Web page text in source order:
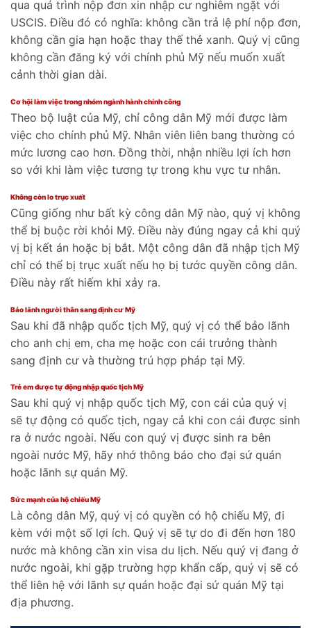
qua quá trình nộp đơn xin nhập cư nghiêm ngặt với
USCIS. Điều đó có nghĩa: không cần trả lệ phí nộp đơn,
không cần gia hạn hoặc thay thế thẻ xanh. Quý vị cũng
không cần đăng ký với chính phủ Mỹ nếu muốn xuất
cảnh thời gian dài.
Cơ hội làm việc trong nhóm ngành hành chính công
Theo bộ luật của Mỹ, chỉ công dân Mỹ mới được làm
việc cho chính phủ Mỹ. Nhân viên liên bang thường có
mức lương cao hơn. Đồng thời, nhận nhiều lợi ích hơn
so với khi làm việc tương tự trong khu vực tư nhân.
Không còn lo trục xuất
Cũng giống như bất kỳ công dân Mỹ nào, quý vị không
thể bị buộc rời khỏi Mỹ. Điều này đúng ngay cả khi quý
vị bị kết án hoặc bị bắt. Một công dân đã nhập tịch Mỹ
chỉ có thể bị trục xuất nếu họ bị tước quyền công dân.
Điều này rất hiếm khi xảy ra.
Bảo lãnh người thân sang định cư Mỹ
Sau khi đã nhập quốc tịch Mỹ, quý vị có thể bảo lãnh
cho anh chị em, cha mẹ hoặc con cái trưởng thành
sang định cư và thường trú hợp pháp tại Mỹ.
Trẻ em được tự động nhập quốc tịch Mỹ
Sau khi quý vị nhập quốc tịch Mỹ, con cái của quý vị
sẽ tự động có quốc tịch, ngay cả khi con cái được sinh
ra ở nước ngoài. Nếu con quý vị được sinh ra bên
ngoài nước Mỹ, hãy nhớ thông báo cho đại sứ quán
hoặc lãnh sự quán Mỹ.
Sức mạnh của hộ chiếu Mỹ
Là công dân Mỹ, quý vị có quyền có hộ chiếu Mỹ, đi
kèm với một số lợi ích. Quý vị sẽ tự do đi đến hơn 180
nước mà không cần xin visa du lịch. Nếu quý vị đang ở
nước ngoài, khi gặp trường hợp khẩn cấp, quý vị sẽ có
thể liên hệ với lãnh sự quán hoặc đại sứ quán Mỹ tại
địa phương.